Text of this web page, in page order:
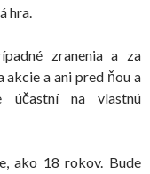
hra.
zranenia a za
akcie a ani pred ňou a
na vlastnú
ako 18 rokov. Bude